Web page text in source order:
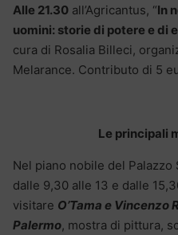
Alle 21.30 all’Agricantus, “In
uomini: storie di potere e di
cura di Rosalia Billeci,
Melarance. Contributo di 5
Le principali
Nel piano nobile del Palazzo
dalle 9,30 alle 13 e dalle
visitare O’Tama e Vincenzo
Palermo, mostra di pittura,